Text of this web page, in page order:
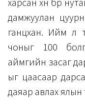
харсан хүн бүр
дамжуулан
ганцхан. Ийм л
чоныг 100
аймгийн засаг
ыг цаасаар
даяар авлах ялын